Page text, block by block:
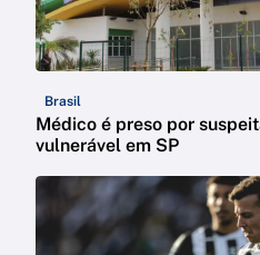
Brasil
Médico é preso por
vulnerável em SP